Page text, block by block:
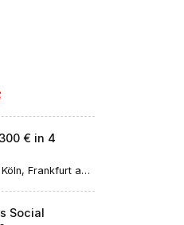
€ in 4
Frankfurt am
Hannover,
Wuppertal,
Münster,
Social